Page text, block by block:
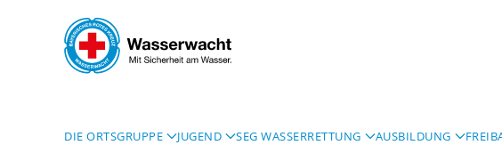
Skip to main content
DIE ORTSGRUPPE JUGEND SEG WASSERRETTUNG AUSBILDUNG